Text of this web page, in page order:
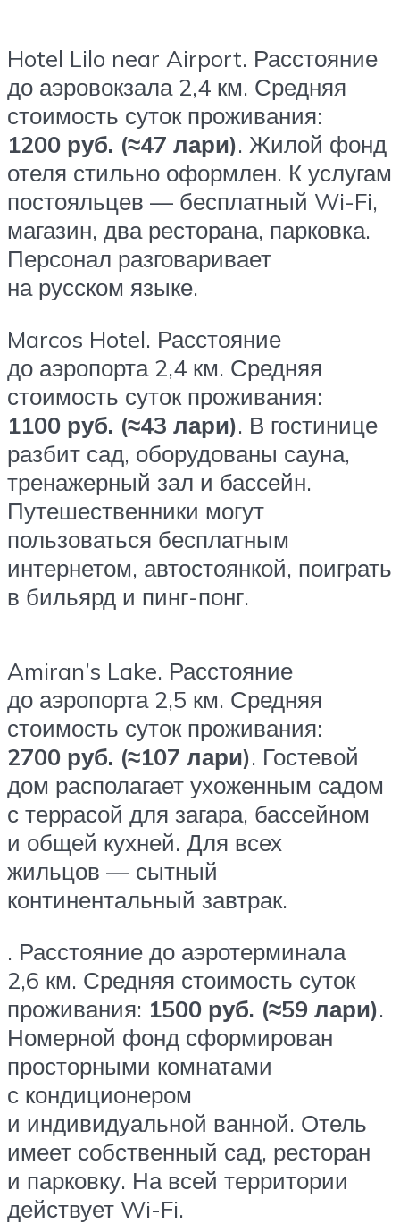
Hotel Lilo near Airport. Расстояние
до аэровокзала 2,4 км. Средняя
стоимость суток проживания:
1200 руб. (≈47 лари). Жилой фонд
отеля стильно оформлен. К услугам
постояльцев — бесплатный Wi-Fi,
магазин, два ресторана, парковка.
Персонал разговаривает
на русском языке.
Marcos Hotel. Расстояние
до аэропорта 2,4 км. Средняя
стоимость суток проживания:
1100 руб. (≈43 лари). В гостинице
разбит сад, оборудованы сауна,
тренажерный зал и бассейн.
Путешественники могут
пользоваться бесплатным
интернетом, автостоянкой, поиграть
в бильярд и пинг-понг.
Amiran’s Lake. Расстояние
до аэропорта 2,5 км. Средняя
стоимость суток проживания:
2700 руб. (≈107 лари). Гостевой
дом располагает ухоженным садом
с террасой для загара, бассейном
и общей кухней. Для всех
жильцов — сытный
континентальный завтрак.
. Расстояние до аэротерминала
2,6 км. Средняя стоимость суток
проживания: 1500 руб. (≈59 лари).
Номерной фонд сформирован
просторными комнатами
с кондиционером
и индивидуальной ванной. Отель
имеет собственный сад, ресторан
и парковку. На всей территории
действует Wi-Fi.